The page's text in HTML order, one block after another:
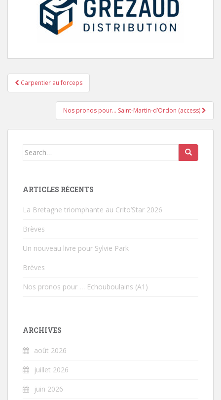
Pagination d'article
Carpentier au forceps
Nos pronos pour… Saint-Martin-d’Ordon (access)
Search for:
ARTICLES RÉCENTS
La Bretagne triomphante au Crito’Star 2026
Brèves
Un nouveau livre pour Sylvie Park
Brèves
Nos pronos pour … Echouboulains (A1)
ARCHIVES
août 2026
juillet 2026
juin 2026